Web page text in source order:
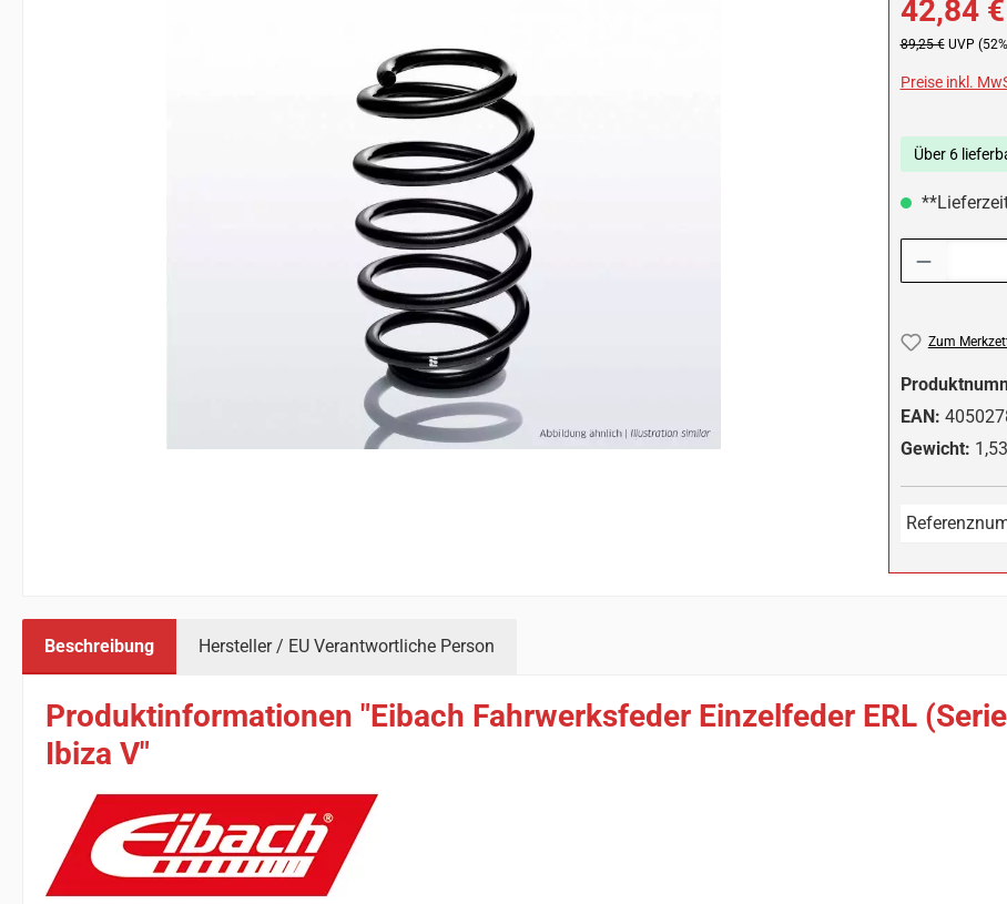
42,84 €
Regulärer Preis:
89,25 € UVP
Preise inkl.
Über 6
Zum
EAN:
Gewicht:
Beschreibung Hersteller / EU Verantwortliche Person
Produktinformationen "Eibach Fahrwerksfeder Einzelfeder ERL
Ibiza V"